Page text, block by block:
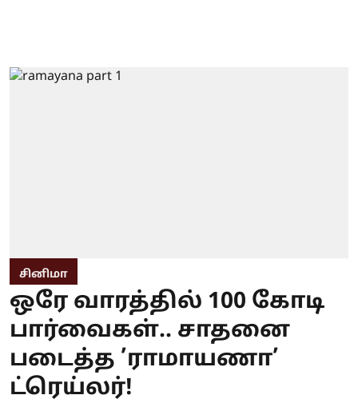
சினிமா
ஒரே வாரத்தில் 100 கோடி
பார்வைகள்.. சாதனை
படைத்த ’ராமாயணா’
ட்ரெய்லர்!